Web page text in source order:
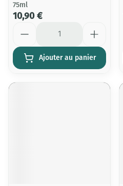
75ml
10,90 €
Ajouter au panier